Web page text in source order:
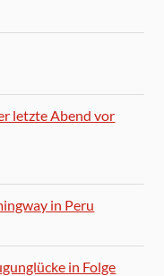
letzte Abend vor
in Peru
in Folge